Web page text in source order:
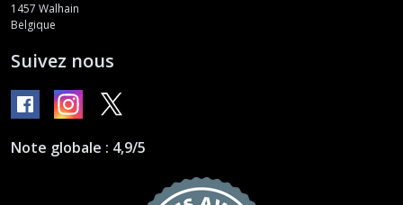
1457 Walhain
Belgique
Suivez nous
Note globale : 4,9/5